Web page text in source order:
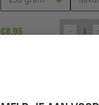
€8,95 Quantity